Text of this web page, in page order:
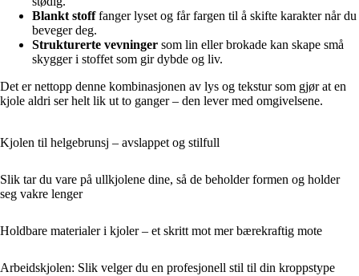
Blankt stofffanger lyset og får fargen til å skifte karakter når du
beveger deg.
Strukturerte vevninger som lin eller brokade kan skape små
skygger i stoffet som gir dybde og liv.
Det er nettopp denne kombinasjonen av lys og tekstur som gjør at en
kjole aldri ser helt lik ut to ganger – den lever med omgivelsene.
Kjolen til helgebrunsj – avslappet og stilfull
Slik tar du vare på ullkjolene dine, så de beholder formen og holder
seg vakre lenger
Holdbare materialer i kjoler – et skritt mot mer bærekraftig mote
Arbeidskjolen: Slik velger du en profesjonell stil til din kroppstype